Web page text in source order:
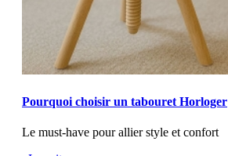
Pourquoi choisir un tabouret Horloger
Le must-have pour allier style et confort